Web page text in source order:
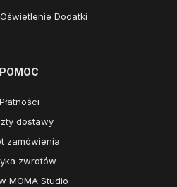
Dodatki
POMOC
Płatności
dostawy
zamówienia
zwrotów
MOMA Studio